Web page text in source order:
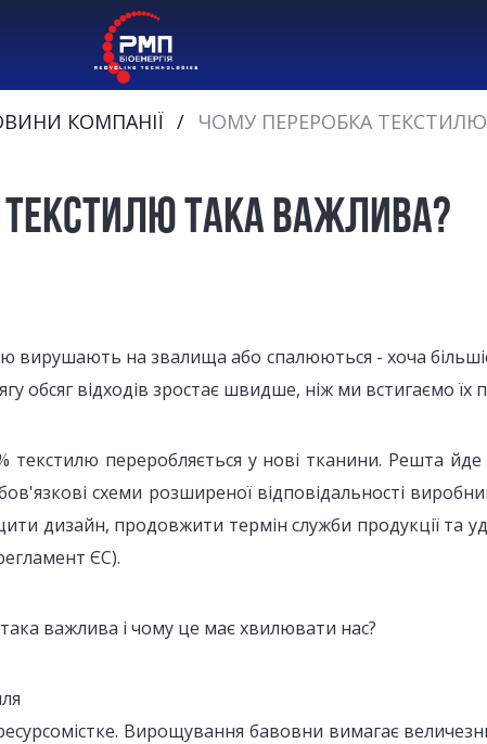
КОМПАНІЇ ЧОМУ ПЕРЕРОБКА
ТАКА ВАЖЛИВА?
вирушають на звалища або спалюються - хоча
обсяг відходів зростає швидше, ніж ми встигаємо їх
текстилю переробляється у нові тканини. Решта
схеми розширеної відповідальності
дизайн, продовжити термін служби продукції та
ЄС).
важлива і чому це має хвилювати нас?
Вирощування бавовни вимагає